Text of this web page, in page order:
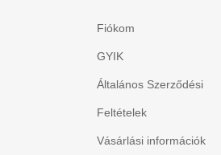
Fiókom
GYIK
Általános Szerződési
Feltételek
Vásárlási információk